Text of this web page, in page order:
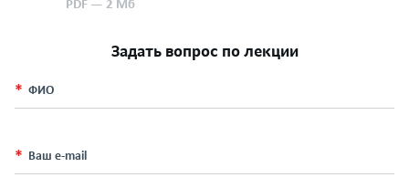
PDF — 2 Мб
Задать вопрос по лекции
ФИО
Ваш e-mail